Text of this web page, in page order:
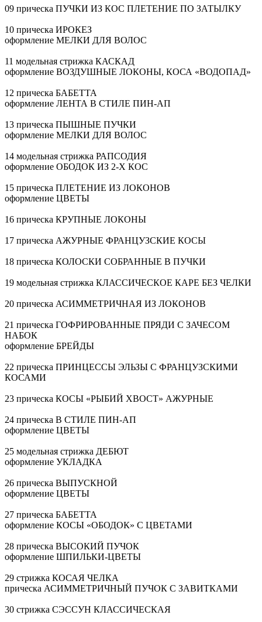
09 прическа ПУЧКИ ИЗ КОС ПЛЕТЕНИЕ ПО ЗАТЫЛКУ
10 прическа ИРОКЕЗ
оформление МЕЛКИ ДЛЯ ВОЛОС
11 модельная стрижка КАСКАД
оформление ВОЗДУШНЫЕ ЛОКОНЫ, КОСА «ВОДОПАД»
12 прическа БАБЕТТА
оформление ЛЕНТА В СТИЛЕ ПИН-АП
13 прическа ПЫШНЫЕ ПУЧКИ
оформление МЕЛКИ ДЛЯ ВОЛОС
14 модельная стрижка РАПСОДИЯ
оформление ОБОДОК ИЗ 2-Х КОС
15 прическа ПЛЕТЕНИЕ ИЗ ЛОКОНОВ
оформление ЦВЕТЫ
16 прическа КРУПНЫЕ ЛОКОНЫ
17 прическа АЖУРНЫЕ ФРАНЦУЗСКИЕ КОСЫ
18 прическа КОЛОСКИ СОБРАННЫЕ В ПУЧКИ
19 модельная стрижка КЛАССИЧЕСКОЕ КАРЕ БЕЗ ЧЕЛКИ
20 прическа АСИММЕТРИЧНАЯ ИЗ ЛОКОНОВ
21 прическа ГОФРИРОВАННЫЕ ПРЯДИ С ЗАЧЕСОМ
НАБОК
оформление БРЕЙДЫ
22 прическа ПРИНЦЕССЫ ЭЛЬЗЫ С ФРАНЦУЗСКИМИ
КОСАМИ
23 прическа КОСЫ «РЫБИЙ ХВОСТ» АЖУРНЫЕ
24 прическа В СТИЛЕ ПИН-АП
оформление ЦВЕТЫ
25 модельная стрижка ДЕБЮТ
оформление УКЛАДКА
26 прическа ВЫПУСКНОЙ
оформление ЦВЕТЫ
27 прическа БАБЕТТА
оформление КОСЫ «ОБОДОК» С ЦВЕТАМИ
28 прическа ВЫСОКИЙ ПУЧОК
оформление ШПИЛЬКИ-ЦВЕТЫ
29 стрижка КОСАЯ ЧЕЛКА
прическа АСИММЕТРИЧНЫЙ ПУЧОК С ЗАВИТКАМИ
30 стрижка СЭССУН КЛАССИЧЕСКАЯ